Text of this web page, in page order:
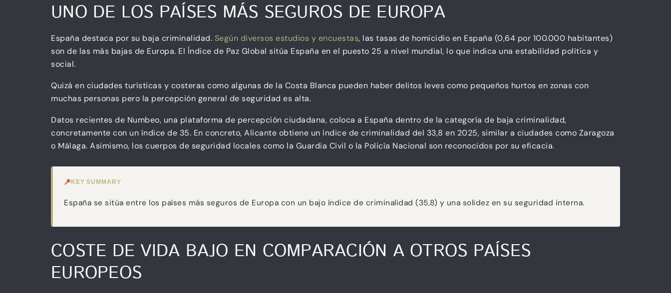
UNO DE LOS PAÍSES MÁS SEGUROS DE EUROPA
España destaca por su baja criminalidad. Según diversos estudios y encuestas, las tasas de homicidio en España (0,64 por 100.000 habitantes)
son de las más bajas de Europa. El Índice de Paz Global sitúa España en el puesto 25 a nivel mundial, lo que indica una estabilidad política y
social.
Quizá en ciudades turísticas y costeras como algunas de la Costa Blanca pueden haber delitos leves como pequeños hurtos en zonas con
muchas personas pero la percepción general de seguridad es alta.
Datos recientes de Numbeo, una plataforma de percepción ciudadana, coloca a España dentro de la categoría de baja criminalidad,
concretamente con un índice de 35. En concreto, Alicante obtiene un índice de criminalidad del 33,8 en 2025, similar a ciudades como Zaragoza
o Málaga. Asimismo, los cuerpos de seguridad locales como la Guardia Civil o la Policía Nacional son reconocidos por su eficacia.
KEY SUMMARY
España se sitúa entre los países más seguros de Europa con un bajo índice de criminalidad (35,8) y una solidez en su seguridad interna.
COSTE DE VIDA BAJO EN COMPARACIÓN A OTROS PAÍSES
EUROPEOS